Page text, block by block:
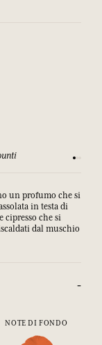
un profumo che si
in testa di
cipresso che si
dal muschio
NOTE DI FONDO